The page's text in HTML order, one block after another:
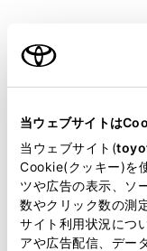
当ウェブサイトは
当ウェブサイト(
Cookie(クッキー)を
ツや広告の表示、ソ
数やクリック数の測
サイト利用状況につ
アや広告配信、デー
連絡先を選択
電話番号を選
本機能を利
す。
が掲載されている
掲載している取扱
があります。
取扱説明書は、弊
ます。弊社の許
複製、複写、改